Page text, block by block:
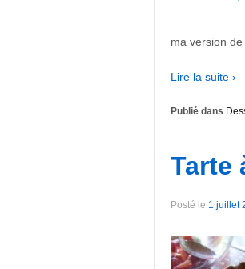
ma version de
Lire la suite ›
Publié dans
Tarte
Posté le 1 juillet